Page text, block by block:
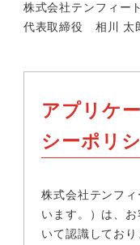
株式会社テンフィー
代表取締役 相川 太
アプリケ
シーポリ
株式会社テンフ
います。）は、
いて認識してお